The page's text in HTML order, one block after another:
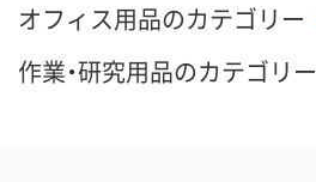
オフィス用品のカテゴリー
作業・研究用品のカテゴリー